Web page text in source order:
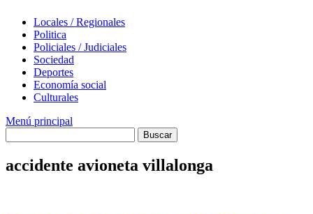
Locales / Regionales
Politica
Policiales / Judiciales
Sociedad
Deportes
Economía social
Culturales
Menú principal
accidente avioneta villalonga